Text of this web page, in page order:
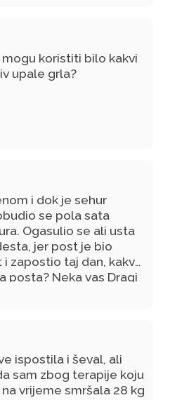
koristiti bilo kakvi
upale grla?
i dok je sehur
se pola sata
Ogasulio se ali usta
jer post je bio
zapostio taj dan, kakve
posta? Neka vas Dragi
ispostila i ševal, ali
sam zbog terapije koju
vrijeme smršala 28 kg